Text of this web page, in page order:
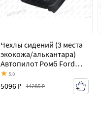
Чехлы сидений (3 места
экокожа/алькантара)
Автопилот Ромб Ford
Transit
цельнометаллический
фургон (2006-2014)
5.0
5096 ₽ 14285 ₽